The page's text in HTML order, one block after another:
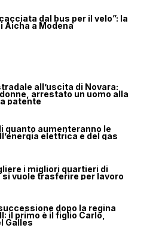
dal bus per il velo”: la
Aicha a Modena
all’uscita di Novara:
arrestato un uomo alla
patente
quanto aumenteranno le
elettrica e del gas
i migliori quartieri di
si vuole trasferire per lavoro
dopo la regina
il primo è il figlio Carlo,
Galles